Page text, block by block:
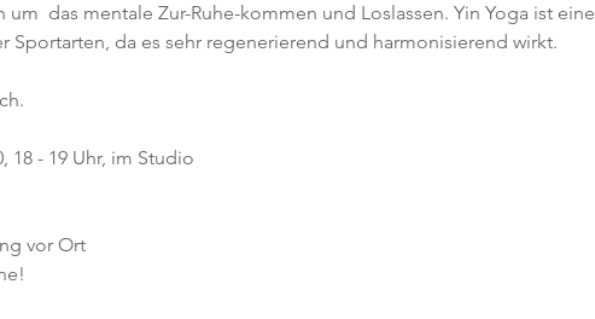
das mentale Zur-Ruhe-kommen und Loslassen. Yin Yoga ist eine
Sportarten, da es sehr regenerierend und harmonisierend wirkt.
18 - 19 Uhr, im Studio
vor Ort